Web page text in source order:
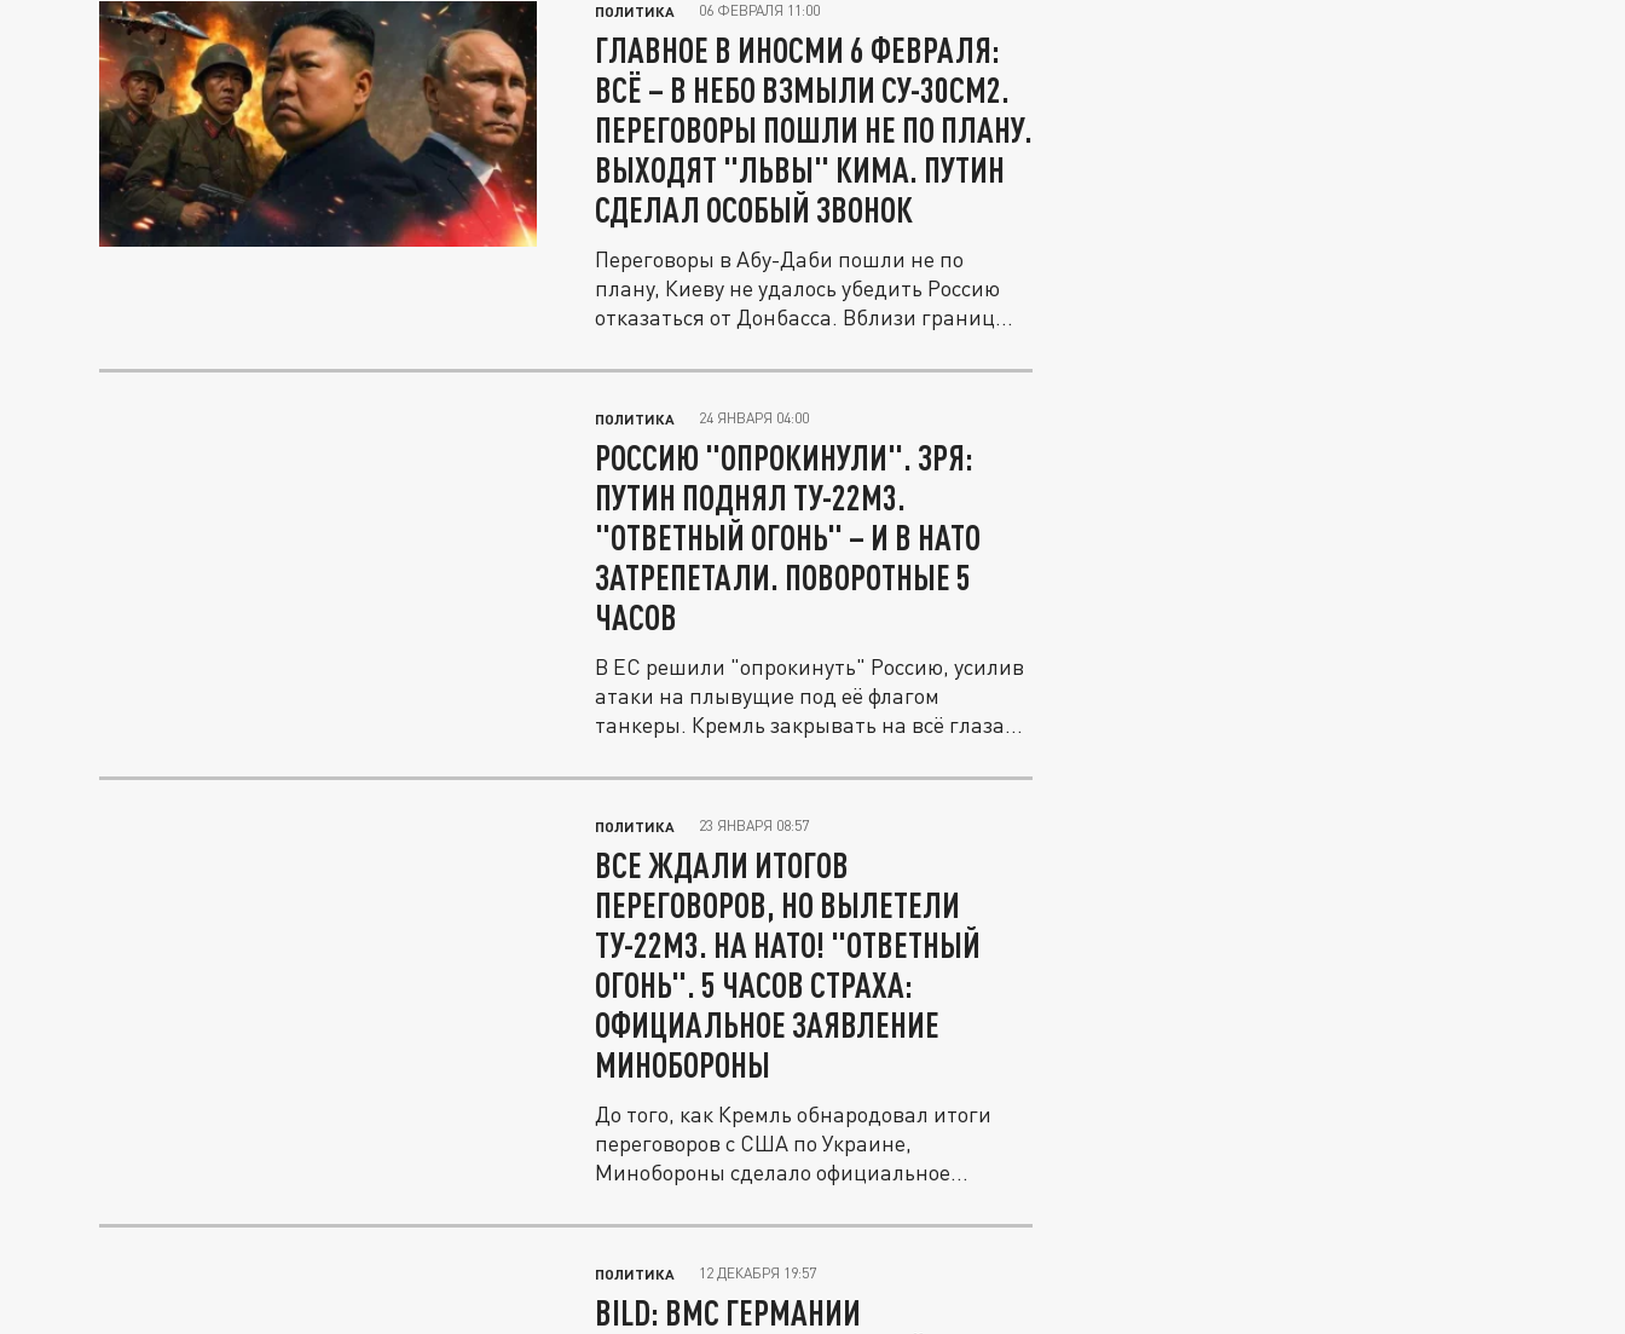
ПОЛИТИКА 06 ФЕВРАЛЯ 11:00
ГЛАВНОЕ В ИНОСМИ 6 ФЕВРАЛЯ:
ВСЁ – В НЕБО ВЗМЫЛИ СУ-30СМ2.
ПЕРЕГОВОРЫ ПОШЛИ НЕ ПО ПЛАНУ.
ВЫХОДЯТ "ЛЬВЫ" КИМА. ПУТИН
СДЕЛАЛ ОСОБЫЙ ЗВОНОК
Переговоры в Абу-Даби пошли не по
плану, Киеву не удалось убедить Россию
отказаться от Донбасса. Вблизи границ...
ПОЛИТИКА 24 ЯНВАРЯ 04:00
РОССИЮ "ОПРОКИНУЛИ". ЗРЯ:
ПУТИН ПОДНЯЛ ТУ-22М3.
"ОТВЕТНЫЙ ОГОНЬ" – И В НАТО
ЗАТРЕПЕТАЛИ. ПОВОРОТНЫЕ 5
ЧАСОВ
В ЕС решили "опрокинуть" Россию, усилив
атаки на плывущие под её флагом
танкеры. Кремль закрывать на всё глаза...
ПОЛИТИКА 23 ЯНВАРЯ 08:57
ВСЕ ЖДАЛИ ИТОГОВ
ПЕРЕГОВОРОВ, НО ВЫЛЕТЕЛИ
ТУ-22М3. НА НАТО! "ОТВЕТНЫЙ
ОГОНЬ". 5 ЧАСОВ СТРАХА:
ОФИЦИАЛЬНОЕ ЗАЯВЛЕНИЕ
МИНОБОРОНЫ
До того, как Кремль обнародовал итоги
переговоров с США по Украине,
Минобороны сделало официальное
ПОЛИТИКА 12 ДЕКАБРЯ 19:57
BILD: ВМС ГЕРМАНИИ